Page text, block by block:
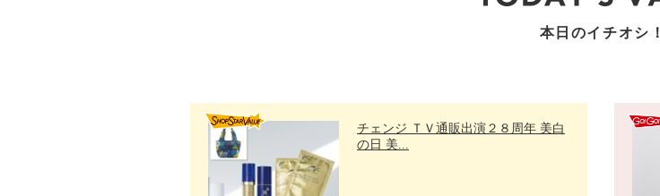
本日のイチオシ！
チェンジ ＴＶ通販出演２８周年 美白
の日 美...